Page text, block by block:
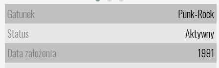
Gatunek
Punk-Rock
Status
Aktywny
Data założenia
1991